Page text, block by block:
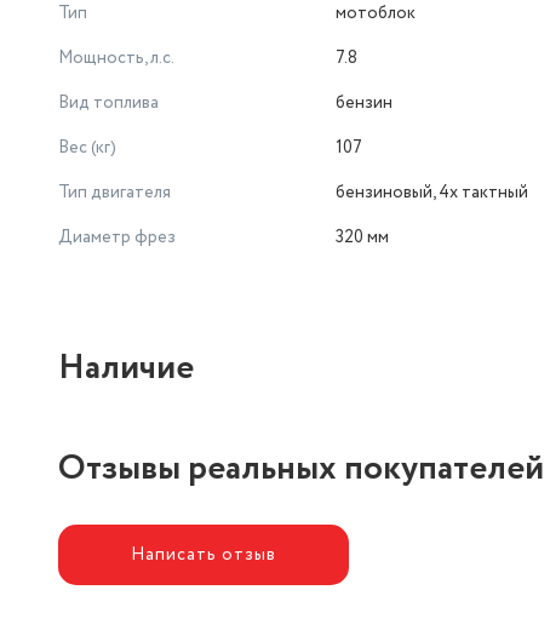
Тип
мотоблок
Мощность, л.с.
7.8
Вид топлива
бензин
Вес (кг)
107
Тип двигателя
бензиновый, 4х тактный
Диаметр фрез
320 мм
Наличие
Отзывы реальных покупателей
Написать отзыв